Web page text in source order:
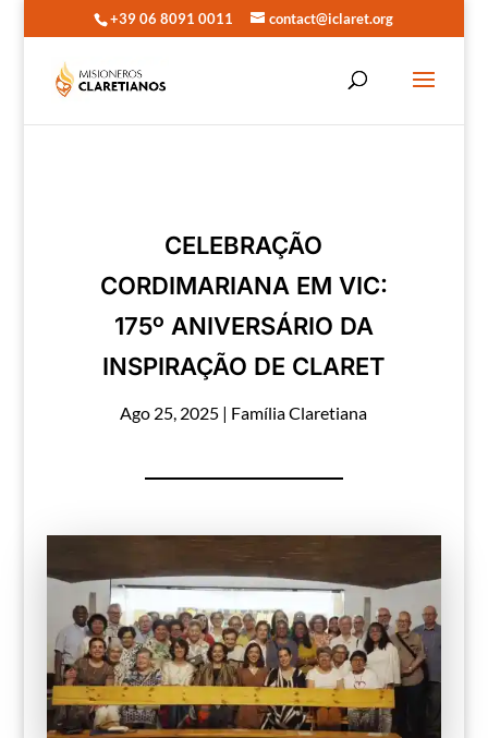
+39 06 8091 0011 contact@iclaret.org
CELEBRAÇÃO
CORDIMARIANA EM VIC:
175º ANIVERSÁRIO DA
INSPIRAÇÃO DE CLARET
Ago 25, 2025 | Família Claretiana